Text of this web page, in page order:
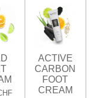
ACTIVE
CARBON
FOOT
CREAM